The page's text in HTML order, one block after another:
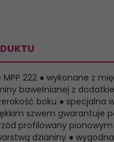
MPP 222 ● wykonane z
bawełnianej z
boku ● specjalna
szwem gwarantuje
profilowany
dzianiny ●